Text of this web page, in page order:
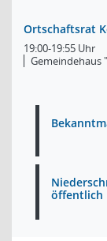
Ortschaftsrat
19:00-19:55 Uhr
Gemeindehaus
öffentlich